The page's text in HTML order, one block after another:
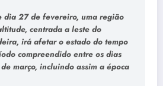
dia 27 de fevereiro, uma região
centrada a leste do
irá afetar o estado do tempo
compreendido entre os dias
março, incluindo assim a época